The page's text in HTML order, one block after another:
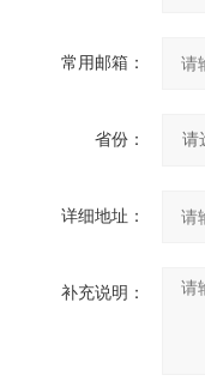
常用邮箱：
省份：
详细地址：
补充说明：